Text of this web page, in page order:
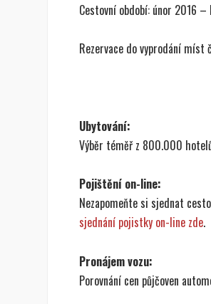
Cestovní období: únor 2016 –
Rezervace do vyprodání
Ubytování:
Výběr téměř z 800.000
Pojištění on-line:
Nezapomeňte si sjednat
sjednání pojistky on-line zde.
Pronájem vozu:
Porovnání cen půjčoven